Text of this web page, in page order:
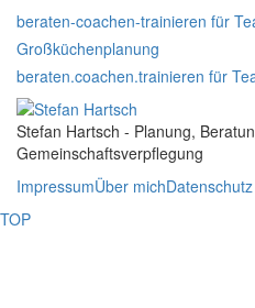
beraten-coachen-trainieren für
Großküchenplanung
beraten.coachen.trainieren für
Stefan Hartsch - Planung,
Gemeinschaftsverpflegung
ImpressumÜber michDatenschutz
TOP